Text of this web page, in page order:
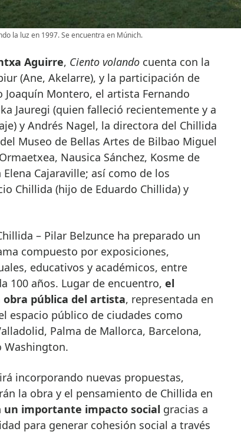
la luz en 1997. Se encuentra en Múnich.
Aguirre, Ciento volandocuenta con la
(Ane, Akelarre), y la participación de
Montero, el artista Fernando
Jauregi (quien falleció recientemente y a
y Andrés Nagel, la directora del Chillida
Museo de Bellas Artes de Bilbao Miguel
Nausica Sánchez, Kosme de
Cajaraville; así como de los
Chillida (hijo de Eduardo Chillida) y
– Pilar Belzunce ha preparado un
compuesto por exposiciones,
educativos y académicos, entre
100 años. Lugar de encuentro, el
pública del artista, representada en
espacio público de ciudades como
Palma de Mallorca, Barcelona,
Washington.
incorporando nuevas propuestas,
la obra y el pensamiento de Chillida en
un importante impacto social gracias a
para generar cohesión social a través